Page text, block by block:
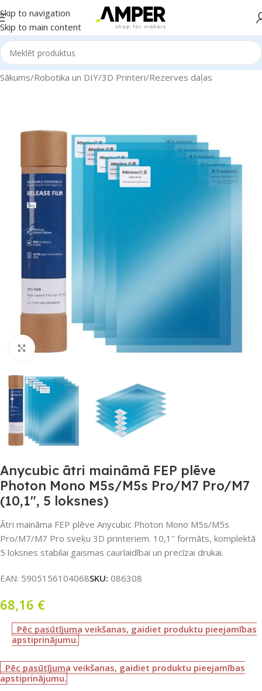
Skip to navigation
Skip to main content
Sākums/Robotika un DIY/3D Printeri/Rezerves daļas
Noklikšķiniet, lai palielinātu
Anycubic ātri maināmā FEP plēve
Photon Mono M5s/M5s Pro/M7 Pro/M7
(10,1″, 5 loksnes)
Ātri maināma FEP plēve Anycubic Photon Mono M5s/M5s
Pro/M7/M7 Pro sveķu 3D printeriem. 10,1″ formāts, komplektā
5 loksnes stabilai gaismas caurlaidībai un precīzai drukai.
EAN: 5905156104068SKU: 086308
68,16 €
Pēc pasūtījuma veikšanas, gaidiet produktu pieejamības
apstiprinājumu.
Pēc pasūtījuma veikšanas, gaidiet produktu pieejamības
apstiprinājumu.